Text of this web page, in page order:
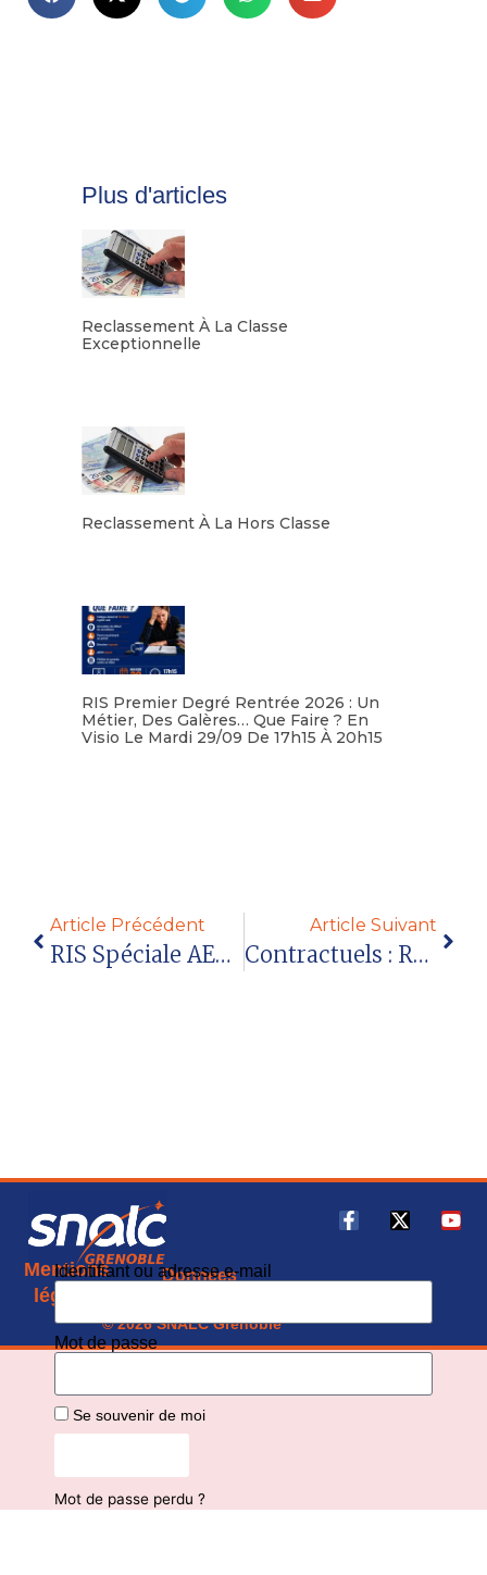
d’en ouvrir 5. Toutefois,
Plus d'articles
Reclassement À La Classe
Exceptionnelle
Reclassement À La Hors Classe
RIS Premier Degré Rentrée 2026 : Un
Métier, Des Galères… Que Faire ? En
Visio Le Mardi 29/09 De 17h15 À 20h15
Article Précédent
RIS Spéciale AED Le Vendredi 29/09 En Visioconférence
Article Suivant
Contractuels : Réunions D’information Syndicale 5-6 Octobre 2023 – Haute-Savoie Et Savoie
Mentions
légales
Données
© 2026 SNALC Grenoble
Identifiant ou adresse e-mail
Mot de passe
Se souvenir de moi
Mot de passe perdu ?